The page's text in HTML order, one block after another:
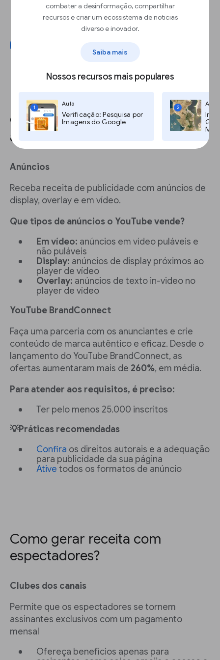
combater a desinformação, compartilhar
recursos e criar um ecossistema de notícias
diverso e inovador.
Saiba mais
Nossos recursos mais populares
1
Aula
Verificação: Pesquisa por
Imagens do Google
2
Aula
Clubes dos canais
Valeu demais
YouTube Shopping
Como gerar receita com
anunciantes?
Anúncios
Receba receita de publicidade com anúncios de
display, overlay e em vídeo.
Que tipos de anúncios o YouTube vende?
Em vídeo: anúncios em vídeo puláveis e
não puláveis
Display: anúncios de display próximos ao
player de vídeo
Overlay: anúncios de texto in-video no
player de vídeo
YouTube BrandConnect
Faça uma parceria com os anunciantes e crie
conteúdo de marca autêntico e eficaz. Desde o
lançamento do YouTube BrandConnect, as
ofertas aumentaram mais de 260%, em média.
Para atender aos requisitos, é preciso:
Ter pelo menos 25.000 inscritos
💡Práticas recomendadas
Confira os direitos autorais e a adequação
para publicidade da sua página
Ative todos os formatos de anúncio
Como gerar receita com
espectadores?
Clubes dos canais
Permite que os espectadores se tornem
assinantes exclusivos com um pagamento
mensal
Ofereça benefícios apenas para